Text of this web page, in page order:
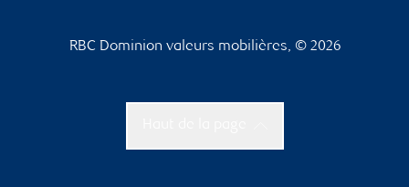
RBC Dominion valeurs mobilières, © 2026